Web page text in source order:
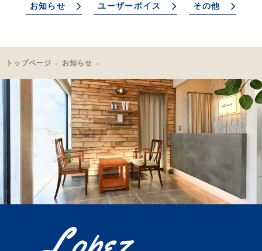
お知らせ ユーザーボイス その他
トップページ お知らせ